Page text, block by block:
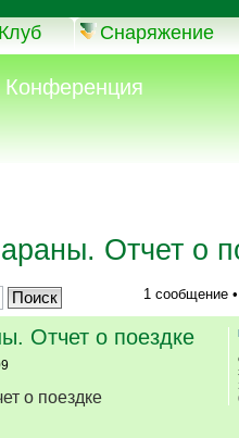
Клуб Снаряжение
Конференция
Отчет о
1 сообщение
Отчет о поездке
о поездке